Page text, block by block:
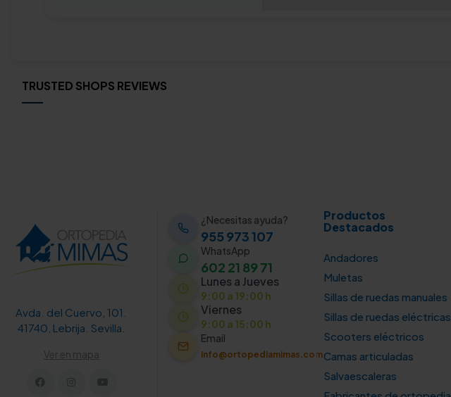
TRUSTED SHOPS REVIEWS
Avda. del Cuervo, 101.
41740, Lebrija. Sevilla.
Ver en mapa
¿Necesitas ayuda?
955 973 107
WhatsApp
602 21 89 71
Lunes a Jueves
9:00 a 19:00 h
Viernes
9:00 a 15:00 h
Email
info@ortopediamimas.com
Productos
Destacados
Andadores
Muletas
Sillas de ruedas manuales
Sillas de ruedas eléctricas
Scooters eléctricos
Camas articuladas
Salvaescaleras